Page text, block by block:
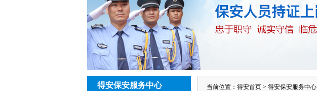
得安保安服务中心 当前位置： 得安首页 > 得安保安服务中心